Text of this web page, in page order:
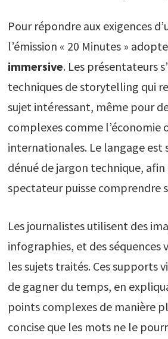
Pour répondre aux exigences
l’émission « 20 Minutes »
immersive. Les présentateurs
techniques de storytelling qui
sujet intéressant, même pour
complexes comme l’économie
internationales. Le langage est
dénué de jargon technique, afin
spectateur puisse comprendre
Les journalistes utilisent des
infographies, et des
les sujets traités. Ces supports
de gagner du temps, en
points complexes de manière
concise que les mots ne le